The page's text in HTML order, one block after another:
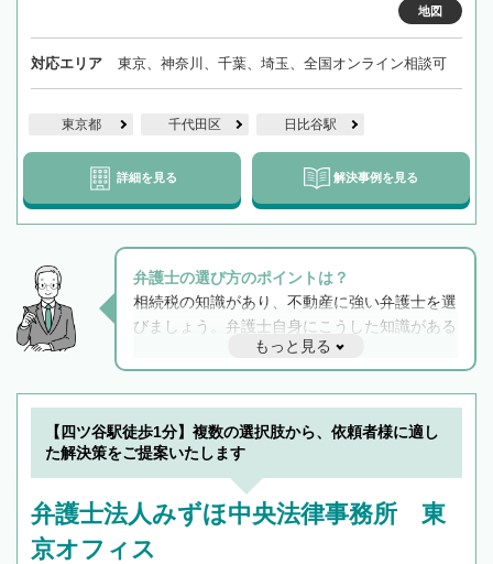
地図
対応エリア 東京、神奈川、千葉、埼玉、全国オンライン相談可
東京都 千代田区 日比谷駅
詳細を見る 解決事例を見る
弁護士の選び方のポイントは？
相続税の知識があり、不動産に強い弁護士を選
びましょう。弁護士自身にこうした知識がある
と他士業との連携もスムーズに進み、トラブル
解決のみならず相続をトータルで任せることが
できます。また、相続は感情がからむ分野なの
でフィーリングも重要です。実際に電話や面談
で複数の弁護士と会話をしてウマが合う方に依
もっと見る
【四ツ谷駅徒歩1分】複数の選択肢から、依頼者様に適し
た解決策をご提案いたします
弁護士法人みずほ中央法律事務所 東
京オフィス